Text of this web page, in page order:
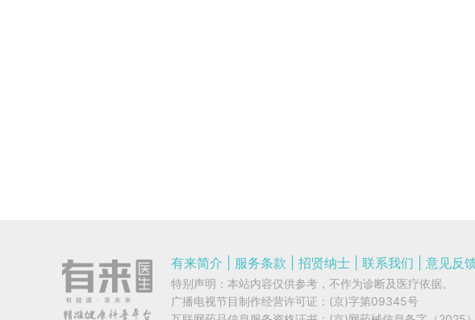
有来简介 服务条款 招贤纳士 联系我们 意见反
特别声明：本站内容仅供参考，不作为诊断及医疗依据。
广播电视节目制作经营许可证： (京)字第09345号